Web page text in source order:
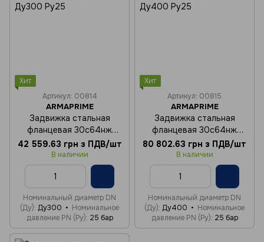
Хит
Артикул: 00814
ARMAPRIME
Задвижка стальная
фланцевая 30с64нж
Ду300 Ру25
42 559.63 грн з ПДВ/шт
В наличии
Номинальный диаметр DN
(Ду) Ду300
Номинальное
давление PN (Ру) 25 бар
Хит
Артикул: 00815
ARMAPRIME
Задвижка стальная
фланцевая 30с64нж
Ду400 Ру25
80 802.63 грн з ПДВ/шт
В наличии
Номинальный диаметр DN
(Ду) Ду400
Номинальное
давление PN (Ру) 25 бар